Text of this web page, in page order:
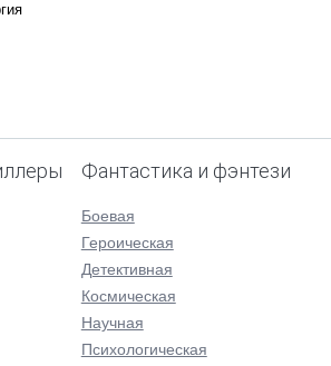
Фантастика и фэнтези
Боевая
Героическая
Детективная
Космическая
Научная
Психологическая